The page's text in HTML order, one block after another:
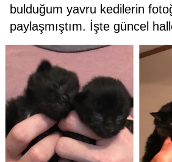
bulduğum yavru kedilerin
paylaşmıştım. İşte güncel